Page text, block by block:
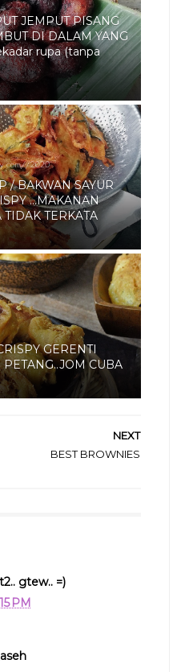
JEMPUT PISANG
DI DALAM YANG
rupa (tanpa
/ BAKWAN SAYUR
...MAKANAN
TERKATA
GERENTI
CUBA
NEXT
BEST BROWNIES
gtew.. =)
PM